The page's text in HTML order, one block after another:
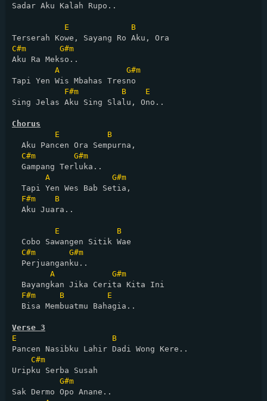
Sadar Aku Kalah Rupo..
E
B
C#m
G#m
Aku Ra Mekso..
A
G#m
Tapi Yen Wis Mbahas Tresno
F#m
B
E
Sing Jelas Aku Sing Slalu, Ono..
Chorus
E
B
  Aku Pancen Ora Sempurna,
C#m
G#m
  Gampang Terluka..
A
G#m
  Tapi Yen Wes Bab Setia,
F#m
B
  Aku Juara..
E
B
  Cobo Sawangen Sitik Wae
C#m
G#m
  Perjuanganku..
A
G#m
  Bayangkan Jika Cerita Kita Ini
F#m
B
E
  Bisa Membuatmu Bahagia..
Verse 3
E
B
Pancen Nasibku Lahir Dadi Wong Kere..
C#m
Uripku Serba Susah
G#m
Sak Dermo Opo Anane..